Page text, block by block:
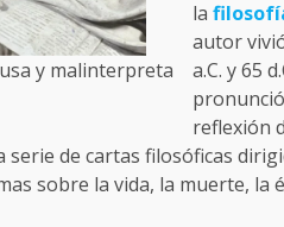
y malinterpreta
la
autor
a.C. y 65
reflexión
serie de cartas filosóficas
sobre la vida, la muerte, la